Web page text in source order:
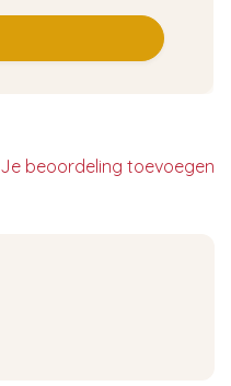
Je beoordeling toevoegen